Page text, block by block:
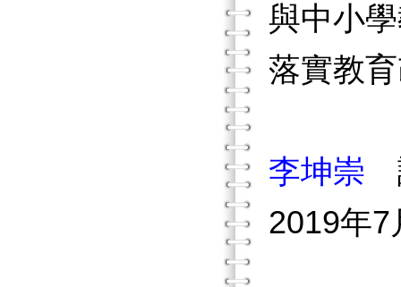
與中小
落實教
李坤崇
2019年7